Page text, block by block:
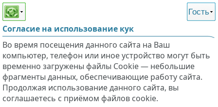
Этот сайт поддерживает
слабовидящих
Гость
Согласие на использование кук
Во время посещения данного сайта на Ваш
компьютер, телефон или иное устройство могут быть
временно загружены файлы Cookie — небольшие
фрагменты данных, обеспечивающие работу сайта.
Продолжая использование данного сайта, вы
соглашаетесь с приёмом файлов cookie.